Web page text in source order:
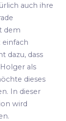
auch ihre
dem
einfach
dazu, dass
als
dieses
In dieser
wird